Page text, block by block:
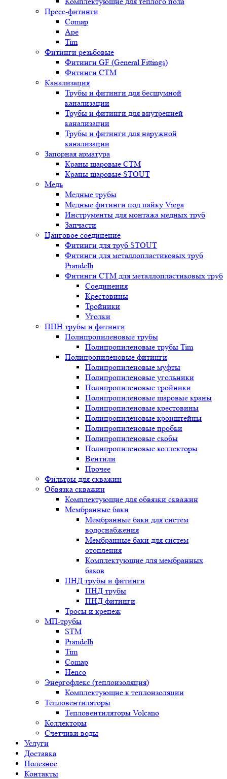
Пресс-фитинги
Comap
Ape
Tim
Фитинги резьбовые
Фитинги GF (General Fittings)
Фитинги CTM
Канализация
Трубы и фитинги для бесшумной
канализации
Трубы и фитинги для внутренней
канализации
Трубы и фитинги для наружной
канализации
Запорная арматура
Краны шаровые СТМ
Краны шаровые STOUT
Медь
Медные трубы
Медные фитинги под пайку Viega
Инструменты для монтажа медных труб
Запчасти
Цанговое соединение
Фитинги для труб STOUT
Фитинги для металлопластиковых труб
Prandelli
Фитинги СTM для металлопластиковых труб
Соединения
Крестовины
Тройники
Уголки
ППН трубы и фитинги
Полипропиленовые трубы
Полипропиленовые трубы Tim
Полипропиленовые фитинги
Полипропиленовые муфты
Полипропиленовые угольники
Полипропиленовые тройники
Полипропиленовые шаровые краны
Полипропиленовые крестовины
Полипропиленовые кронштейны
Полипропиленовые пробки
Полипропиленовые скобы
Полипропиленовые коллекторы
Вентили
Прочее
Фильтры для скважин
Обвязка скважин
Комплектующие для обвязки скважин
Мембранные баки
Мембранные баки для систем
водоснабжения
Мембранные баки для систем
отопления
Комплектующие для мембранных
баков
ПНД трубы и фитинги
ПНД трубы
ПНД фитинги
Тросы и крепеж
МП-трубы
STM
Prandelli
Tim
Comap
Henco
Энергофлекс (теплоизоляция)
Комплектующие к теплоизоляции
Тепловентиляторы
Тепловентиляторы Volcano
Коллекторы
Счетчики воды
Услуги
Доставка
Полезное
Контакты